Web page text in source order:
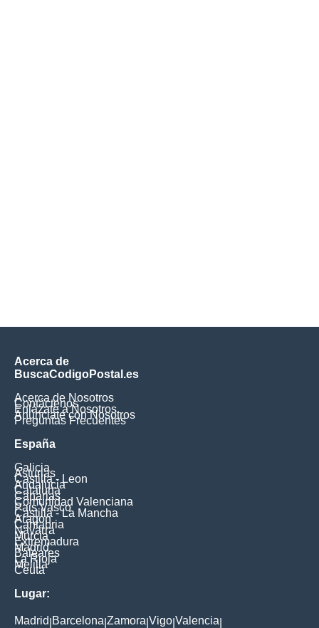
Acerca de
BuscaCodigoPostal.es
Acerca de Nosotros
Contáctenos
Enlázate a Nosotros
Anúnciate con Nosotros
Preguntas Frecuentes
España
Galicia
Asturias
Castilla - Leon
Andalucia
Cataluna
Canarias
Comunidad Valenciana
Pais Vasco
Castilla - La Mancha
Aragon
Cantabria
Navarra
Murcia
Extremadura
Madrid
Baleares
La Rioja
Melilla
Ceuta
Lugar:
Madrid Barcelona Zamora Vigo Valencia